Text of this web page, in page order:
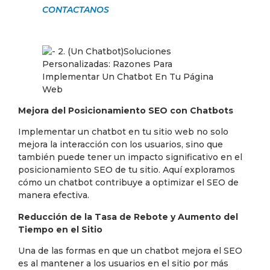
CONTACTANOS
Mejora del Posicionamiento SEO con Chatbots
Implementar un chatbot en tu sitio web no solo
mejora la interacción con los usuarios, sino que
también puede tener un impacto significativo en el
posicionamiento SEO de tu sitio. Aquí exploramos
cómo un chatbot contribuye a optimizar el SEO de
manera efectiva.
Reducción de la Tasa de Rebote y Aumento del
Tiempo en el Sitio
Una de las formas en que un chatbot mejora el SEO
es al mantener a los usuarios en el sitio por más